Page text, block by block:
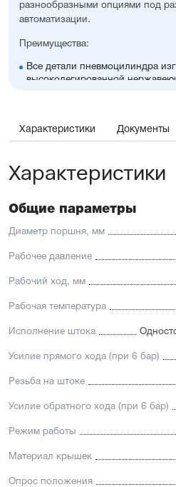
разнообразными опциями под
автоматизации.
Преимущества:
Все детали пневмоцилиндра
высоколегированной
Диапазон диаметров поршня:
Отличительные черты:
Имеется опрос положения и
демпфирование
Увеличенный срок службы
Подходит для использования в
Характеристики Документы
Характеристики
Общие параметры
Диаметр поршня, мм
Рабочее давление
Рабочий ход, мм
Рабочая температура
Исполнение штока
Усилие прямого хода (при 6 бар)
Резьба на штоке
Усилие обратного хода (при 6 бар)
Режим работы
Материал крышек
Опрос положения